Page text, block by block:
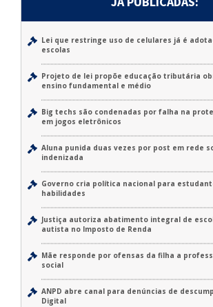
Lei que restringe uso de celulares já é
escolas
Projeto de lei propõe educação tributária
ensino fundamental e médio
Big techs são condenadas por falha na
em jogos eletrônicos
Aluna punida duas vezes por post em rede
indenizada
Governo cria política nacional para
habilidades
Justiça autoriza abatimento integral de
autista no Imposto de Renda
Mãe responde por ofensas da filha a
social
ANPD abre canal para denúncias de
Digital